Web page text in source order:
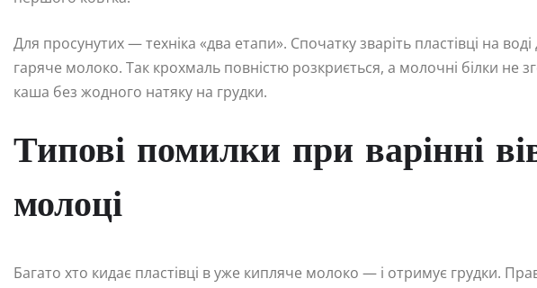
Для просунутих — техніка «два етапи». Спочатку зваріть пластівці на
гаряче молоко. Так крохмаль повністю розкриється, а молочні білки не
каша без жодного натяку на грудки.
Типові помилки при варінні
молоці
Багато хто кидає пластівці в уже кипляче молоко — і отримує грудки.